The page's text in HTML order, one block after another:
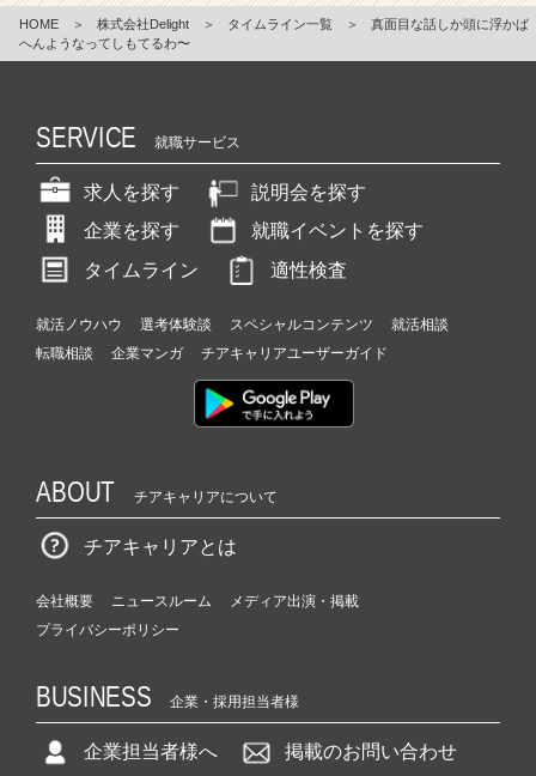
HOME ＞ 株式会社Delight ＞ タイムライン一覧 ＞
真面目な話しか頭に浮かば
へんようなってしもてるわ〜
SERVICE 就職サービス
求人を探す
説明会を探す
企業を探す
就職イベントを探す
タイムライン
適性検査
就活ノウハウ 選考体験談 スペシャルコンテンツ
就活相談
転職相談
企業マンガ チアキャリアユーザーガイド
ABOUT チアキャリアについて
チアキャリアとは
会社概要 ニュースルーム
メディア出演・掲載
プライバシーポリシー
BUSINESS 企業・採用担当者様
企業担当者様へ 掲載のお問い合わせ